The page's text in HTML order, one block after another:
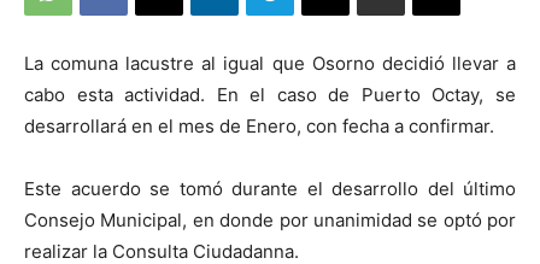
La comuna lacustre al igual que Osorno decidió llevar a
cabo esta actividad. En el caso de Puerto Octay, se
desarrollará en el mes de Enero, con fecha a confirmar.
Este acuerdo se tomó durante el desarrollo del último
Consejo Municipal, en donde por unanimidad se optó por
realizar la Consulta Ciudadanna.